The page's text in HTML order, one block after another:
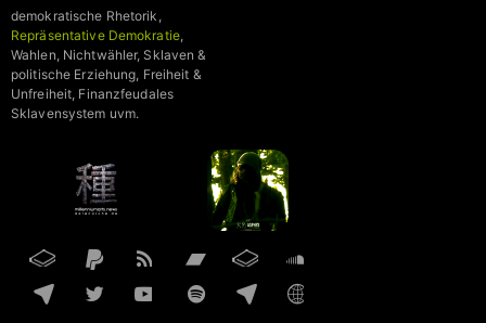
demokratische Rhetorik,
Repräsentative Demokratie,
Wahlen, Nichtwähler, Sklaven &
politische Erziehung, Freiheit &
Unfreiheit, Finanzfeudales
Sklavensystem uvm.